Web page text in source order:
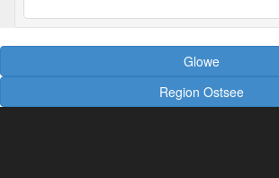
Glowe
Region Ostsee